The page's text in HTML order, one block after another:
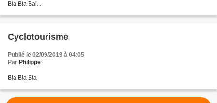
Bla Bla Bal...
Cyclotourisme
Publié le 02/09/2019 à 04:05
Par Philippe
Bla Bla Bla